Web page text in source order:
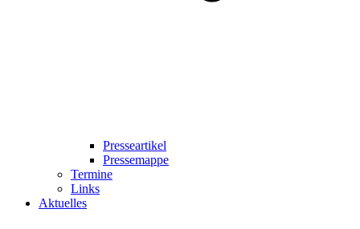
Presseartikel
Pressemappe
Termine
Links
Aktuelles